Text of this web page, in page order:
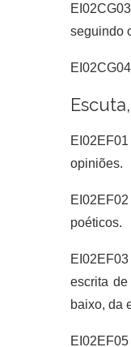
seguindo
opiniões.
poéticos.
escrita
baixo, da